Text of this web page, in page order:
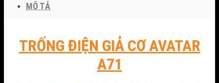
số
MÔ TẢ
TRỐNG ĐIỆN GIẢ CƠ AVATAR
A71